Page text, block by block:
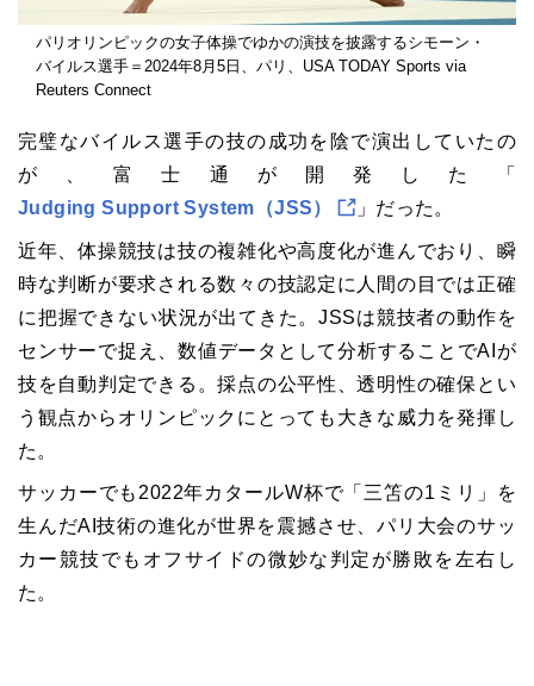
パリオリンピックの女子体操でゆかの演技を披露するシモーン・
バイルス選手＝2024年8月5日、パリ、USA TODAY Sports via
Reuters Connect
完璧なバイルス選手の技の成功を陰で演出していたの
が、富士通が開発した「
Judging Support System（JSS）
」だった。
近年、体操競技は技の複雑化や高度化が進んでおり、瞬
時な判断が要求される数々の技認定に人間の目では正確
に把握できない状況が出てきた。JSSは競技者の動作を
センサーで捉え、数値データとして分析することでAIが
技を自動判定できる。採点の公平性、透明性の確保とい
う観点からオリンピックにとっても大きな威力を発揮し
た。
サッカーでも2022年カタールW杯で「三笘の1ミリ」を
生んだAI技術の進化が世界を震撼させ、パリ大会のサッ
カー競技でもオフサイドの微妙な判定が勝敗を左右し
た。